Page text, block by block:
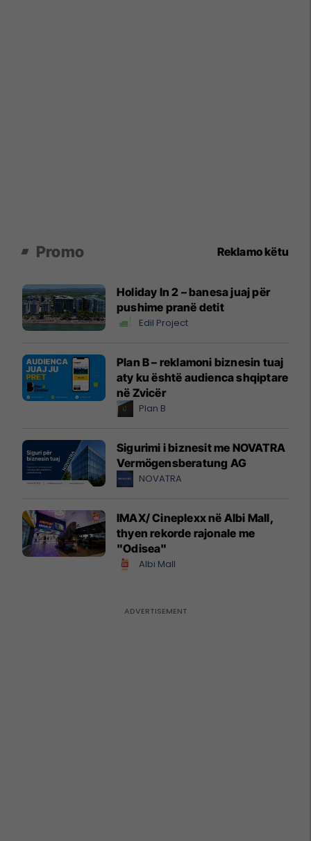
Promo Reklamo këtu
Holiday In 2 – banesa juaj për
pushime pranë detit
Edil Project
Plan B – reklamoni biznesin tuaj
aty ku është audienca shqiptare
në Zvicër
Plan B
Sigurimi i biznesit me NOVATRA
Vermögensberatung AG
NOVATRA
IMAX/ Cineplexx në Albi Mall,
thyen rekorde rajonale me
"Odisea"
Albi Mall